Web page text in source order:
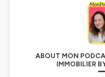
ABOUT MON
IMMOBILIER